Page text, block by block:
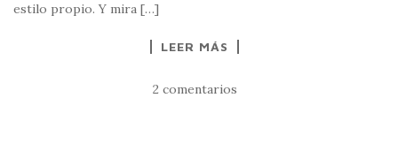
estilo propio. Y mira […]
LEER MÁS
2 comentarios